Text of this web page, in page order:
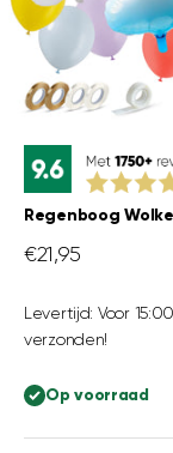
Regenboog
€21,95
Levertijd: Voor
verzonden!
Op voorraad